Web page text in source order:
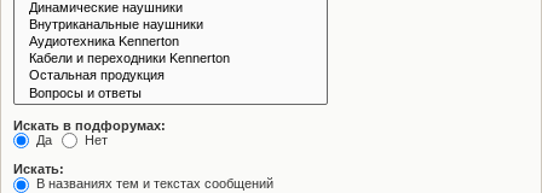
Искать в подфорумах:
Да
Нет
Искать:
В названиях тем и текстах сообщений